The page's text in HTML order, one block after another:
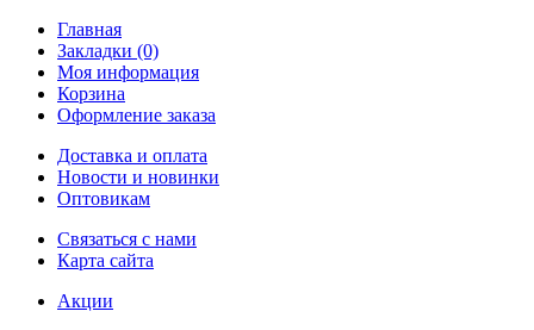
Главная
Закладки (0)
Моя информация
Корзина
Оформление заказа
Доставка и оплата
Новости и новинки
Оптовикам
Связаться с нами
Карта сайта
Акции